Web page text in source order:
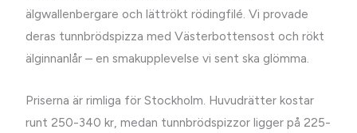
älgwallenbergare och lättrökt rödingfilé. Vi provade
deras tunnbrödspizza med Västerbottensost och rökt
älginnanlår – en smakupplevelse vi sent ska glömma.
Priserna är rimliga för Stockholm. Huvudrätter kostar
runt 250-340 kr, medan tunnbrödspizzor ligger på 225-